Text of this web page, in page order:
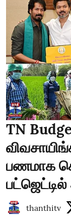
TN
பணமாக
thanthitv